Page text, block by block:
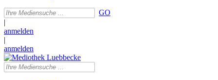
GO
|
anmelden
|
anmelden